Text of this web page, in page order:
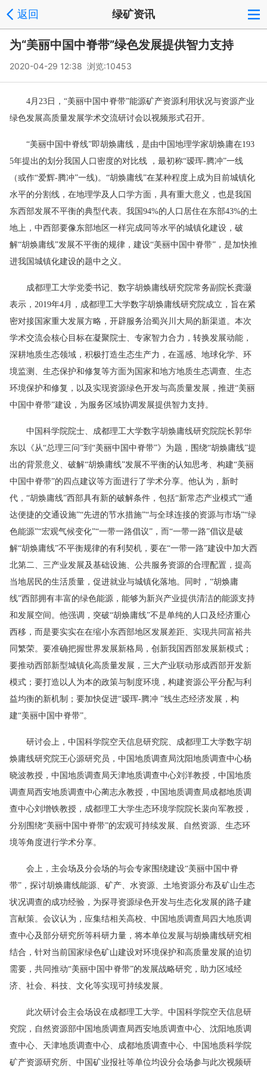
返回 绿矿资讯
为“美丽中国中脊带”绿色发展提供智力支持
2020-04-29 12:38 浏览:10453
4月23日，“美丽中国中脊带”能源矿产资源利用状况与资源产业
绿色发展高质量发展学术交流研讨会以视频形式召开。
“美丽中国中脊线”即胡焕庸线，是由中国地理学家胡焕庸在193
5年提出的划分我国人口密度的对比线 ，最初称“瑷珲-腾冲”一线
（或作“爱辉-腾冲”一线)。“胡焕庸线”在某种程度上成为目前城镇化
水平的分割线，在地理学及人口学方面，具有重大意义，也是我国
东西部发展不平衡的典型代表。我国94%的人口居住在东部43%的土
地上，中西部要像东部地区一样完成同等水平的城镇化建设，破
解“胡焕庸线”发展不平衡的规律，建设“美丽中国中脊带”，是加快推
进我国城镇化建设的题中之义。
成都理工大学党委书记、数字胡焕庸线研究院常务副院长龚灏
表示，2019年4月，成都理工大学数字胡焕庸线研究院成立，旨在紧
密对接国家重大发展方略，开辟服务治蜀兴川大局的新渠道。本次
学术交流会核心目标在凝聚院士、专家智力合力，转换发展动能，
深耕地质生态领域，积极打造生态生产力，在遥感、地球化学、环
境监测、生态保护和修复等方面为国家和地方地质生态调查、生态
环境保护和修复，以及实现资源绿色开发与高质量发展，推进“美丽
中国中脊带”建设，为服务区域协调发展提供智力支持。
中国科学院院士、成都理工大学数字胡焕庸线研究院院长郭华
东以《从“总理三问”到“美丽中国中脊带”》为题，围绕“胡焕庸线”提
出的背景意义、破解“胡焕庸线”发展不平衡的认知思考、构建“美丽
中国中脊带”的四点建议等方面进行了学术分享。他认为，新时
代，“胡焕庸线”西部具有新的破解条件，包括“新常态产业模式”“通
达便捷的交通设施”“先进的节水措施”“与全球连接的资源与市场”“绿
色能源”“宏观气候变化”“一带一路倡议”，而“一带一路”倡议是破
解“胡焕庸线”不平衡规律的有利契机，要在“一带一路”建设中加大西
北第二、三产业发展及基础设施、公共服务资源的合理配置，提高
当地居民的生活质量，促进就业与城镇化落地。同时，“胡焕庸
线”西部拥有丰富的绿色能源，能够为新兴产业提供清洁的能源支持
和发展空间。他强调，突破“胡焕庸线”不是单纯的人口及经济重心
西移，而是要实实在在缩小东西部地区发展差距、实现共同富裕共
同繁荣。要准确把握世界发展新格局，创新我国西部发展新模式；
要推动西部新型城镇化高质量发展，三大产业联动形成西部开发新
模式；要打造以人为本的政策与制度环境，构建资源公平分配与利
益均衡的新机制；要加快促进“瑷珲-腾冲 ”线生态经济发展，构
建“美丽中国中脊带”。
研讨会上，中国科学院空天信息研究院、成都理工大学数字胡
焕庸线研究院王心源研究员，中国地质调查局沈阳地质调查中心杨
晓波教授，中国地质调查局天津地质调查中心刘洋教授，中国地质
调查局西安地质调查中心蔺志永教授，中国地质调查局成都地质调
查中心刘增铁教授，成都理工大学生态环境学院院长裴向军教授，
分别围绕“美丽中国中脊带”的宏观可持续发展、自然资源、生态环
境等角度进行学术分享。
会上，主会场及分会场的与会专家围绕建设“美丽中国中脊
带”，探讨胡焕庸线能源、矿产、水资源、土地资源分布及矿山生态
状况调查的成功经验，为探寻资源绿色开发与生态化发展的路子建
言献策。会议认为，应集结相关高校、中国地质调查局四大地质调
查中心及部分研究所等科研力量，将本单位发展与胡焕庸线研究相
结合，针对当前国家绿色矿山建设对环境保护和高质量发展的迫切
需要，共同推动“美丽中国中脊带”的发展战略研究，助力区域经
济、社会、科技、文化等实现可持续发展。
此次研讨会主会场设在成都理工大学。中国科学院空天信息研
究院，自然资源部中国地质调查局西安地质调查中心、沈阳地质调
查中心、天津地质调查中心、成都地质调查中心、中国地质科学院
矿产资源研究所、中国矿业报社等单位均设分会场参与此次视频研